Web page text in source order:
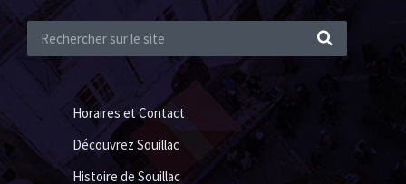
Horaires et Contact
Découvrez Souillac
Histoire de Souillac